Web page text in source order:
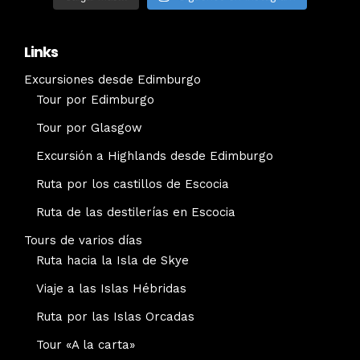
Links
Excursiones desde Edimburgo
Tour por Edimburgo
Tour por Glasgow
Excursión a Highlands desde Edimburgo
Ruta por los castillos de Escocia
Ruta de las destilerías en Escocia
Tours de varios días
Ruta hacia la Isla de Skye
Viaje a las Islas Hébridas
Ruta por las Islas Orcadas
Tour «A la carta»